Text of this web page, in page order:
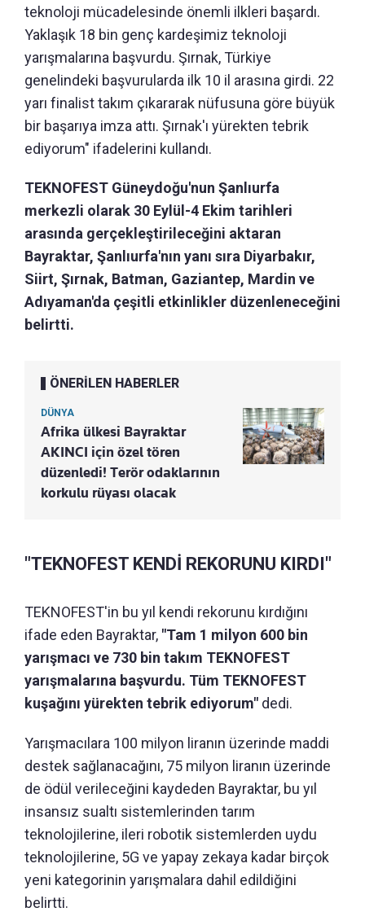
teknoloji mücadelesinde önemli ilkleri başardı.
Yaklaşık 18 bin genç kardeşimiz teknoloji
yarışmalarına başvurdu. Şırnak, Türkiye
genelindeki başvurularda ilk 10 il arasına girdi. 22
yarı finalist takım çıkararak nüfusuna göre büyük
bir başarıya imza attı. Şırnak'ı yürekten tebrik
ediyorum" ifadelerini kullandı.
TEKNOFEST Güneydoğu'nun Şanlıurfa
merkezli olarak 30 Eylül-4 Ekim tarihleri
arasında gerçekleştirileceğini aktaran
Bayraktar, Şanlıurfa'nın yanı sıra Diyarbakır,
Siirt, Şırnak, Batman, Gaziantep, Mardin ve
Adıyaman'da çeşitli etkinlikler düzenleneceğini
belirtti.
ÖNERİLEN HABERLER
DÜNYA
Afrika ülkesi Bayraktar
AKINCI için özel tören
düzenledi! Terör odaklarının
korkulu rüyası olacak
"TEKNOFEST KENDİ REKORUNU KIRDI"
TEKNOFEST'in bu yıl kendi rekorunu kırdığını
ifade eden Bayraktar, "Tam 1 milyon 600 bin
yarışmacı ve 730 bin takım TEKNOFEST
yarışmalarına başvurdu. Tüm TEKNOFEST
kuşağını yürekten tebrik ediyorum" dedi.
Yarışmacılara 100 milyon liranın üzerinde maddi
destek sağlanacağını, 75 milyon liranın üzerinde
de ödül verileceğini kaydeden Bayraktar, bu yıl
insansız sualtı sistemlerinden tarım
teknolojilerine, ileri robotik sistemlerden uydu
teknolojilerine, 5G ve yapay zekaya kadar birçok
yeni kategorinin yarışmalara dahil edildiğini
belirtti.